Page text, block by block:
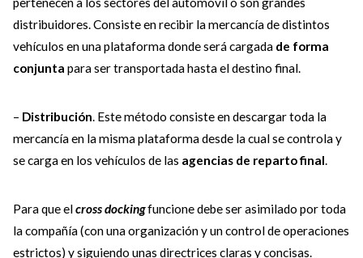
distribuidores. Consiste en recibir la mercancía de distintos
vehículos en una plataforma donde será cargadade forma
conjunta para ser transportada hasta el destino final.
– Distribución. Este método consiste en descargar toda la
mercancía en la misma plataforma desde la cual se controla y
se carga en los vehículos de las agencias de reparto final.
Para que elcross dockingfuncione debe ser asimilado por toda
la compañía (con una organización y un control de operaciones
estrictos) y siguiendo unas directrices claras y concisas.